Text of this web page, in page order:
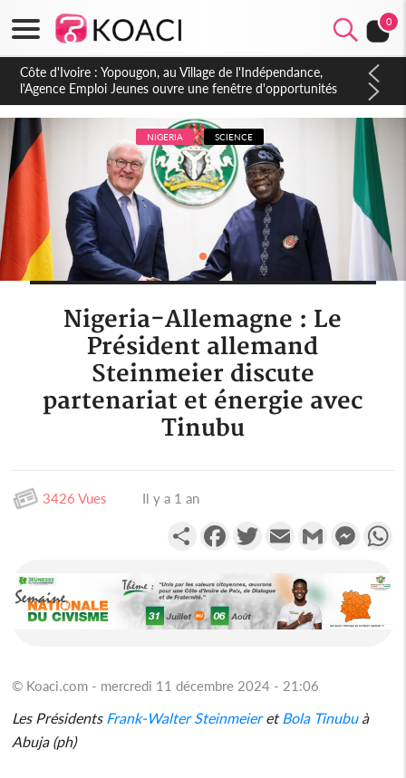
0
Côte d'Ivoire : CHU de Treichville, après la fronde, les agents
contractuels obtiennent un accord avec la direction sur les
arriérés du SMIG 2023
NIGERIA SCIENCE
Nigeria-Allemagne : Le
Président allemand
Steinmeier discute
partenariat et énergie avec
Tinubu
3426 Vues Il y a 1 an
PartagerFacebookTwitterEmail Gmail
© Koaci.com - mercredi 11 décembre 2024 - 21:06
Les PrésidentsFrank-Walter SteinmeieretBola Tinubuà
Abuja (ph)